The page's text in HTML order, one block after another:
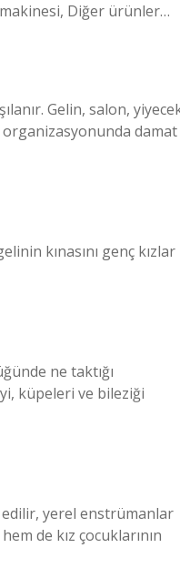
makinesi, Diğer ürünler…
Gelin, salon,
organizasyonunda damat
kınasını genç kızlar
ne taktığı
küpeleri ve bileziği
yerel enstrümanlar
de kız çocuklarının